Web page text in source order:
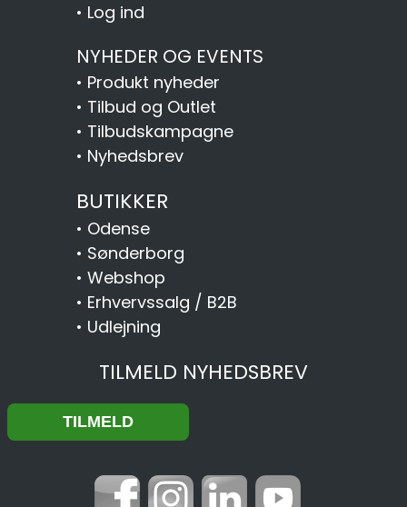
• Log ind
NYHEDER OG EVENTS
• Produkt nyheder
• Tilbud og Outlet
• Tilbudskampagne
• Nyhedsbrev
BUTIKKER
• Odense
• Sønderborg
• Webshop
• Erhvervssalg / B2B
• Udlejning
TILMELD NYHEDSBREV